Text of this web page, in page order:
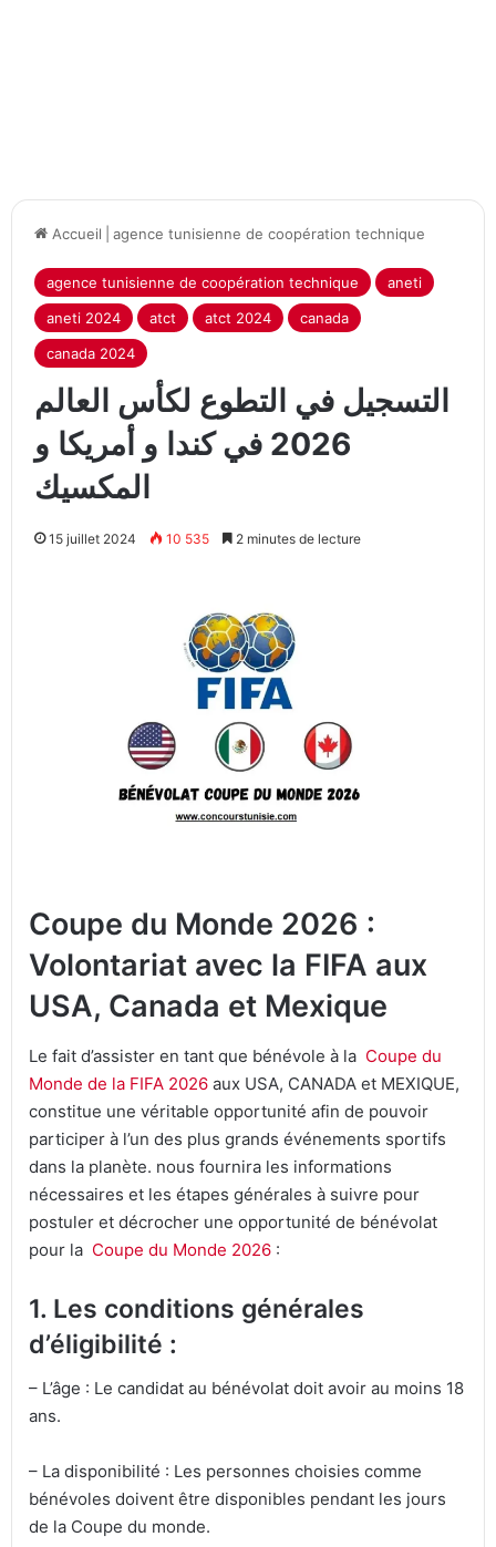
Accueil agence tunisienne de coopération technique
agence tunisienne de coopération technique
aneti
aneti 2024
atct atct 2024
canada
canada 2024
التسجيل في التطوع لكأس العالم
2026 في كندا و أمريكا و
المكسيك
15 juillet 2024 10 535 2 minutes de lecture
Coupe du Monde 2026 :
Volontariat avec la FIFA aux
USA, Canada et Mexique
Le fait d’assister en tant que bénévole à la Coupe du
Monde de la FIFA 2026 aux USA, CANADA et MEXIQUE,
constitue une véritable opportunité afin de pouvoir
participer à l’un des plus grands événements sportifs
dans la planète. nous fournira les informations
nécessaires et les étapes générales à suivre pour
postuler et décrocher une opportunité de bénévolat
pour la Coupe du Monde 2026 :
1. Les conditions générales
d’éligibilité :
– L’âge : Le candidat au bénévolat doit avoir au moins 18
ans.
– La disponibilité : Les personnes choisies comme
bénévoles doivent être disponibles pendant les jours
de la Coupe du monde.